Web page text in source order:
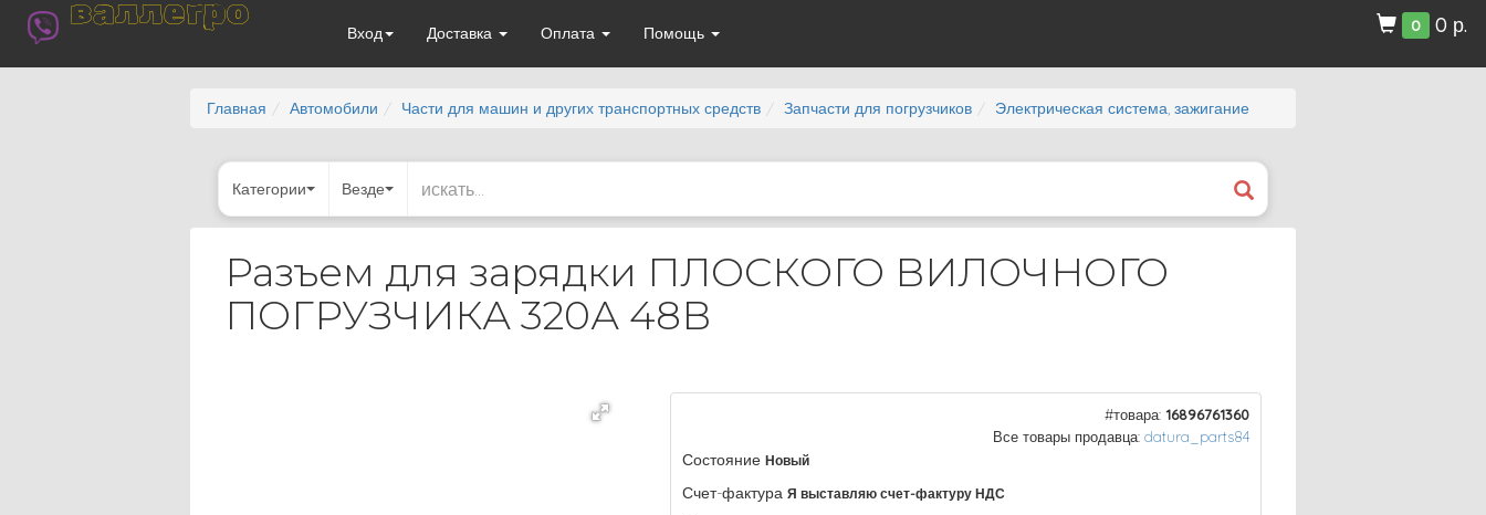
валлегро
Вход Доставка Оплата Помощь 0 0 р.
Главная Автомобили Части для машин и других транспортных средств Запчасти для погрузчиков Электрическая система, зажигание
Категории Везде
Разъем для зарядки ПЛОСКОГО ВИЛОЧНОГО
ПОГРУЗЧИКА 320А 48В
#товара: 16896761360
Все товары продавца: datura_parts84
Состояние Новый
Счет-фактура Я выставляю счет-фактуру НДС